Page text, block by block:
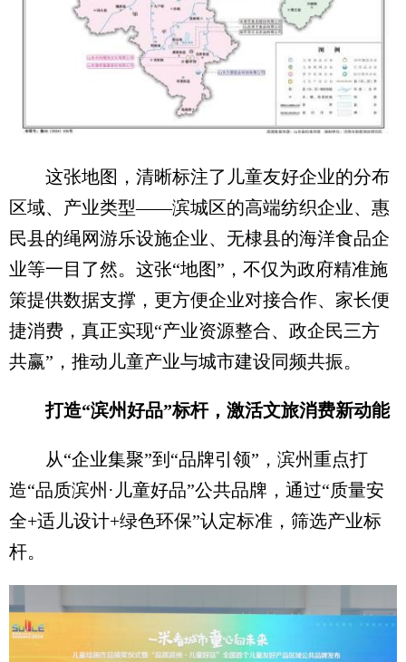
这张地图，清晰标注了儿童友好企业的分布
区域、产业类型——滨城区的高端纺织企业、惠
民县的绳网游乐设施企业、无棣县的海洋食品企
业等一目了然。这张“地图”，不仅为政府精准施
策提供数据支撑，更方便企业对接合作、家长便
捷消费，真正实现“产业资源整合、政企民三方
共赢”，推动儿童产业与城市建设同频共振。
打造“滨州好品”标杆，激活文旅消费新动能
从“企业集聚”到“品牌引领”，滨州重点打
造“品质滨州·儿童好品”公共品牌，通过“质量安
全+适儿设计+绿色环保”认定标准，筛选产业标
杆。